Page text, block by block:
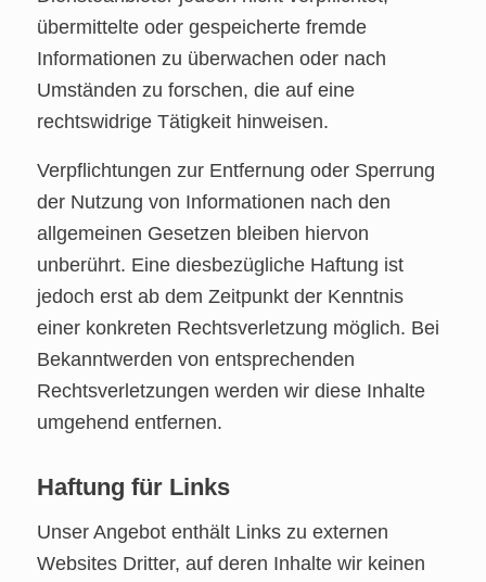
übermittelte oder gespeicherte fremde
Informationen zu überwachen oder nach
Umständen zu forschen, die auf eine
rechtswidrige Tätigkeit hinweisen.
Verpflichtungen zur Entfernung oder Sperrung
der Nutzung von Informationen nach den
allgemeinen Gesetzen bleiben hiervon
unberührt. Eine diesbezügliche Haftung ist
jedoch erst ab dem Zeitpunkt der Kenntnis
einer konkreten Rechtsverletzung möglich. Bei
Bekanntwerden von entsprechenden
Rechtsverletzungen werden wir diese Inhalte
umgehend entfernen.
Haftung für Links
Unser Angebot enthält Links zu externen
Websites Dritter, auf deren Inhalte wir keinen